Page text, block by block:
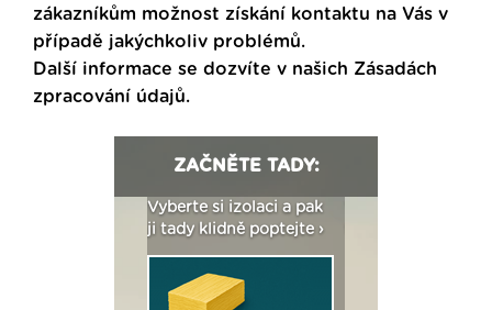
zákazníkům možnost získání kontaktu na Vás v
případě jakýchkoliv problémů.
Další informace se dozvíte v našich Zásadách
zpracování údajů.
ZAČNĚTE TADY:
Vyberte si izolaci a pak
ji tady klidně poptejte ›